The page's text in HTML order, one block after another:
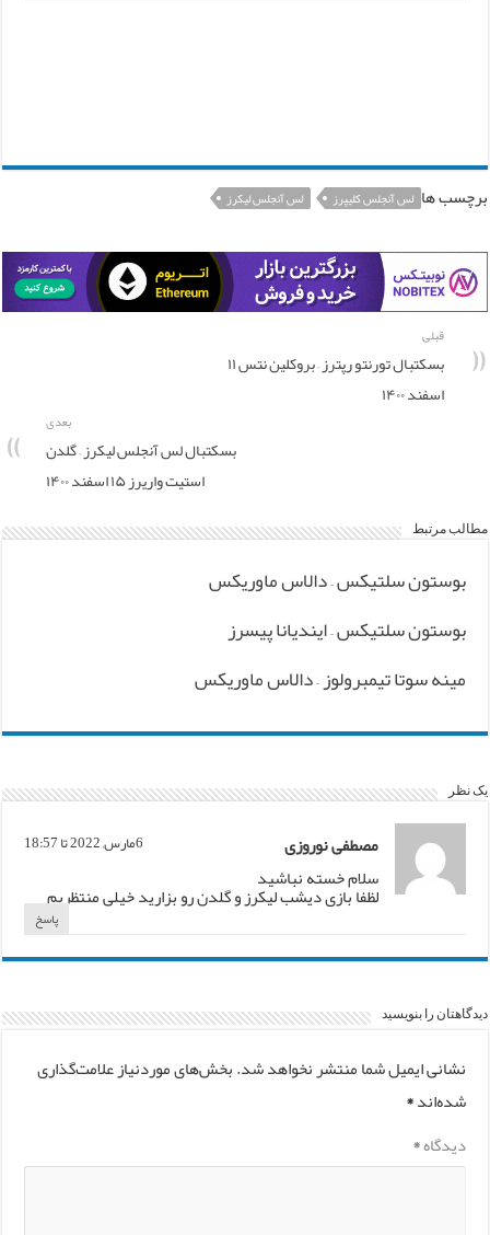
برچسب ها لس آنجلس کلیپرز لس آنجلس لیکرز
قبلی
بسکتبال تورنتو رپترز – بروکلین نتس ۱۱
اسفند ۱۴۰۰
بعدی
بسکتبال لس آنجلس لیکرز – گلدن
استیت واریرز ۱۵ اسفند ۱۴۰۰
مطالب مرتبط
بوستون سلتیکس – دالاس ماوریکس
بوستون سلتیکس – ایندیانا پیسرز
مینه سوتا تیمبرولوز – دالاس ماوریکس
یک نظر
مصطفی نوروزی 6مارس, 2022 تا 18:57
سلام خسته نباشید
لظفا بازی دیشب لیکرز و گلدن رو بزارید خیلی منتظریم
پاسخ
دیدگاهتان را بنویسید
نشانی ایمیل شما منتشر نخواهد شد.بخش‌های موردنیاز علامت‌گذاری
شده‌اند*
دیدگاه*